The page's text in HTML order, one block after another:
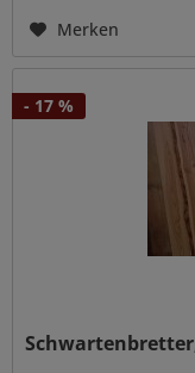
Merken
- 17 %